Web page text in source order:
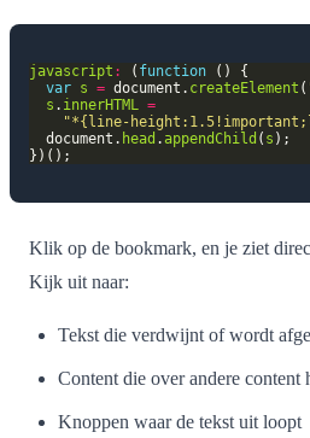
javascript : ( function
var s = document. createElement (
s . innerHTML =
"*{line-
  document.
head .appendChild ( s
Klik op de bookmark, en je ziet
Kijk uit naar:
Tekst die verdwijnt of wordt
Content die over andere content
Knoppen waar de tekst uit loopt